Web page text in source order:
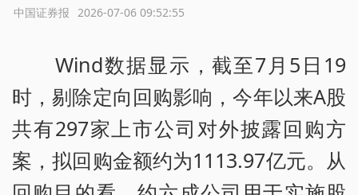
2026-07-06 09:52:55
中国证券报
Wind数据显示，截至7月5日19
时，剔除定向回购影响，今年以来A股
共有297家上市公司对外披露回购方
案，拟回购金额约为1113.97亿元。从